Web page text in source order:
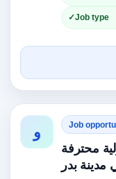
Job type
و Job
محترفة